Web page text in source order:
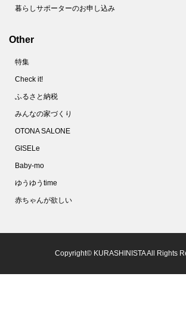
暮らしサポーターのお申し込み
Other
特集
Check it!
ふるさと納税
みんなの家づくり
OTONA SALONE
GISELe
Baby-mo
ゆうゆうtime
赤ちゃんが欲しい
Copyright© KURASHINISTA All Rights